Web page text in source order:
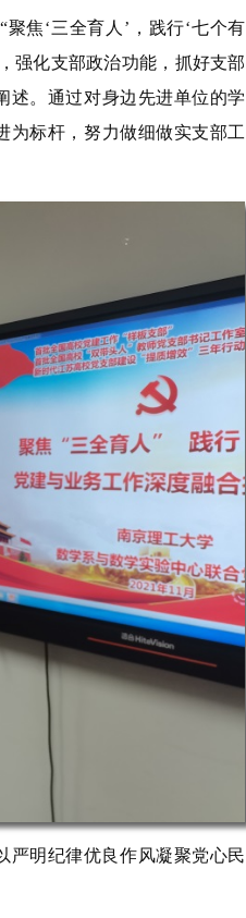
焦‘三全育人’，践行‘七个有
强化支部政治功能，抓好支部
述。通过对身边先进单位的学
为标杆，努力做细做实支部工
严明纪律优良作风凝聚党心民